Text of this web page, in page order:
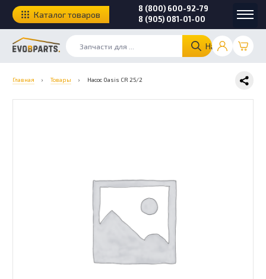
Найти
8 (800) 600-92-79
8 (905) 081-01-00
Каталог товаров
Главная › Товары › Насос Oasis CR 25/2